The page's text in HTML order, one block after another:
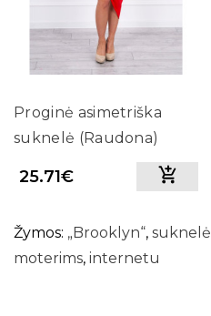
Proginė asimetriška
suknelė (Raudona)
25.71€
Žymos: „Brooklyn“, suknelė
moterims, internetu